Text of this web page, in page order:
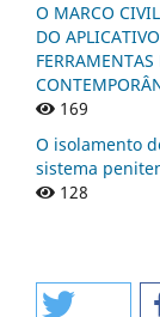
O MARCO
DO
169
O isolamento
sistema
128